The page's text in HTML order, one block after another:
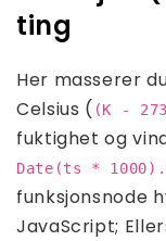
ting
Her masserer
Celsius ( (K -
fuktighet og
Date(ts *
funksjonsnode
JavaScript;